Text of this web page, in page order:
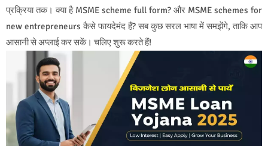
प्रक्रिया तक। क्या है MSME scheme full form? और MSME schemes for
new entrepreneurs कैसे फायदेमंद हैं? सब कुछ सरल भाषा में समझेंगे, ताकि आप
आसानी से अप्लाई कर सकें। चलिए शुरू करते हैं!